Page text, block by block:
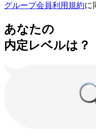
グループ会員利用規約に
あなたの
内定レベルは？